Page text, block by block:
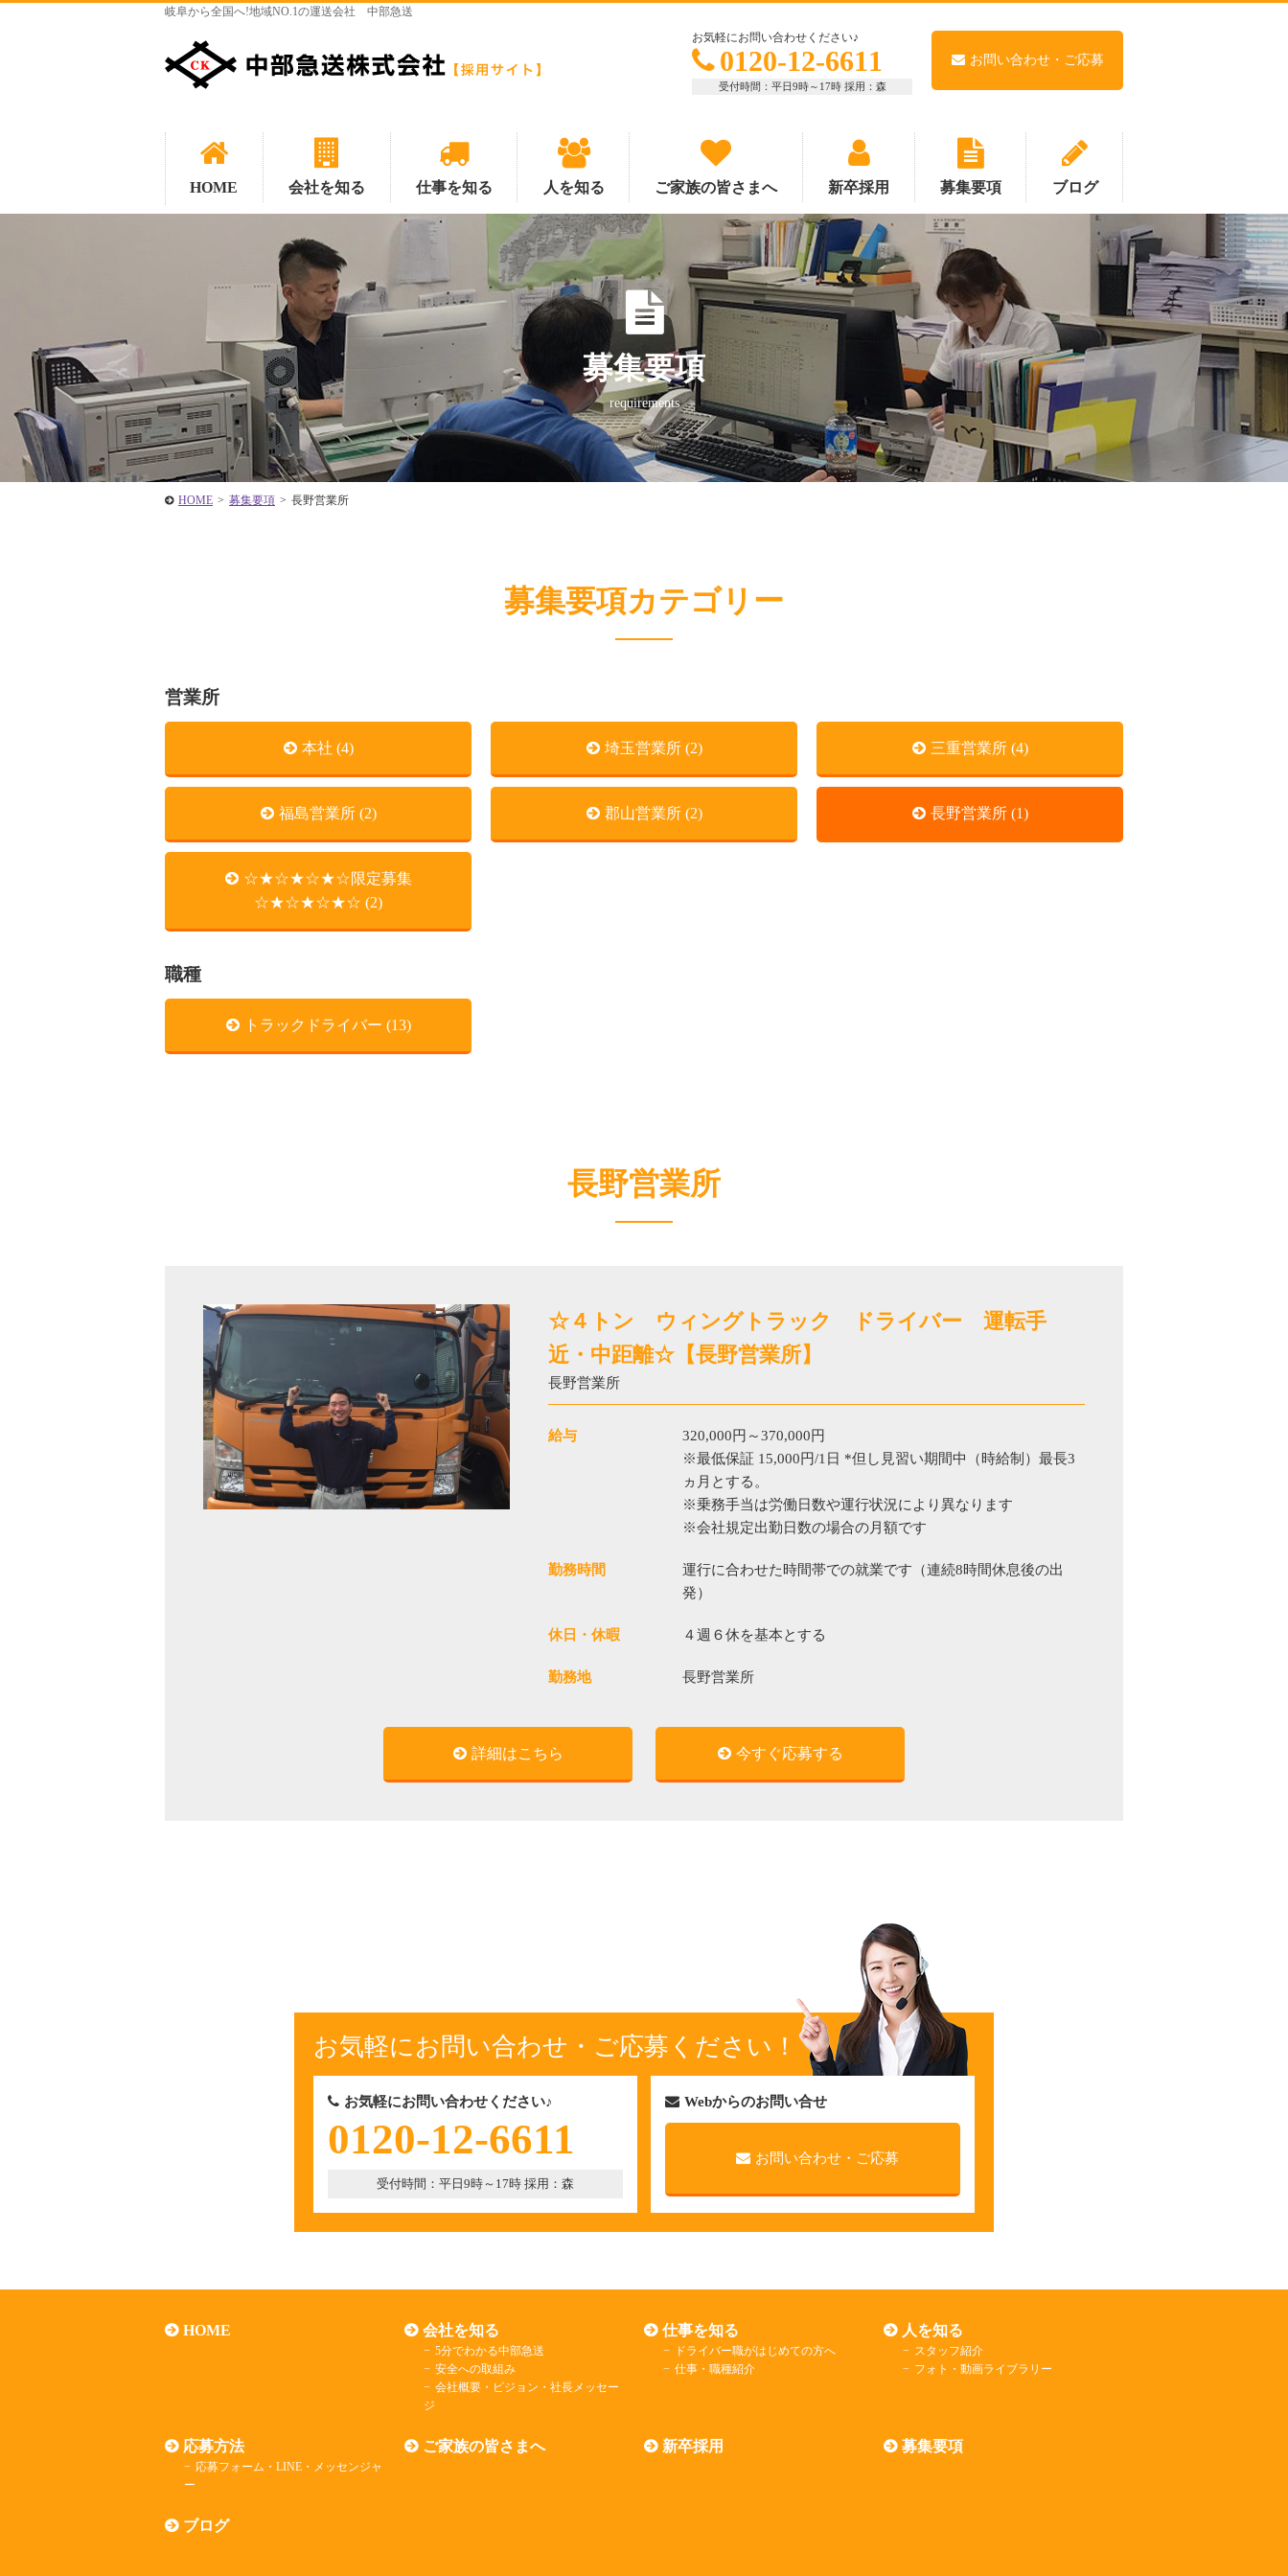
岐阜から全国へ!地域NO.1の運送会社 中部急送
HOME 会社を知る 仕事を知る 人を知る ご家族の皆さまへ 新卒採用 募集要項 ブログ
お問い合わせ・ご応募
お気軽にお問い合わせください♪
0120-12-6611
受付時間：平日9時～17時 採用：森
募集要項
requirements
HOME > 募集要項 > 長野営業所
募集要項カテゴリー
営業所
本社 (4) 埼玉営業所 (2) 三重営業所 (4)
福島営業所 (2) 郡山営業所 (2) 長野営業所 (1)
☆★☆★☆★☆限定募集
☆★☆★☆★☆ (2)
職種
トラックドライバー (13)
長野営業所
☆４トン ウィングトラック ドライバー 運転手
近・中距離☆【長野営業所】
長野営業所
給与
320,000円～370,000円
※最低保証 15,000円/1日 *但し見習い期間中（時給制）最長3
ヵ月とする。
※乗務手当は労働日数や運行状況により異なります
※会社規定出勤日数の場合の月額です
勤務時間
運行に合わせた時間帯での就業です（連続8時間休息後の出
発）
休日・休暇 ４週６休を基本とする
勤務地 長野営業所
詳細はこちら 今すぐ応募する
お気軽にお問い合わせ・ご応募ください！
お気軽にお問い合わせください♪
0120-12-6611
受付時間：平日9時～17時 採用：森
Webからのお問い合せ
お問い合わせ・ご応募
HOME 会社を知る
5分でわかる中部急送
安全への取組み
会社概要・ビジョン・社長メッセー
ジ
仕事を知る
ドライバー職がはじめての方へ
仕事・職種紹介
人を知る
スタッフ紹介
フォト・動画ライブラリー
応募方法
応募フォーム・LINE・メッセンジャ
ー
ご家族の皆さまへ 新卒採用 募集要項
ブログ